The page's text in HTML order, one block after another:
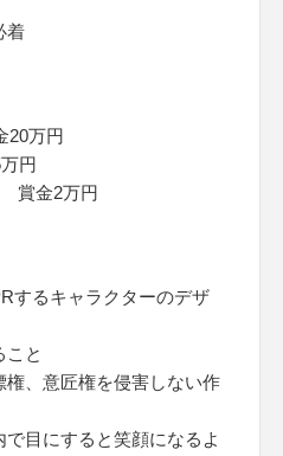
着
20万円
円
賞金2万円
するキャラクターのデザ
と
、意匠権を侵害しない作
目にすると笑顔になるよ